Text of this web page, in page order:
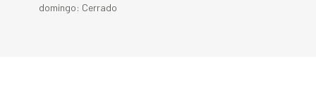
domingo: Cerrado